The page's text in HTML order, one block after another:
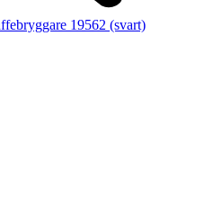
19562 (svart)